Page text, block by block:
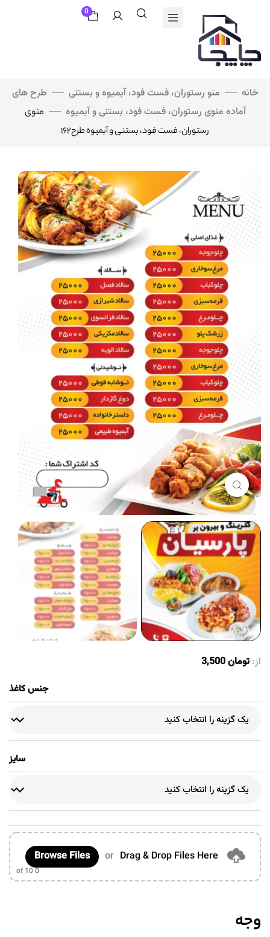
0
خانه منو رستوران، فست فود، آبمیوه و بستنی
طرح های
آماده منوی رستوران، فست فود، بستنی و آبمیوه
منوی
رستوران، فست فود، بستنی و آبمیوه طرح۱۶۲
برای بزرگنمایی کلیک کنید
از: تومان
جنس کاغذ
سایز
Drag & Drop Files Here
or
Browse Files
0
وجه